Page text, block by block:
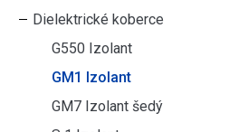
Dielektrické koberce
G550 Izolant
GM1 Izolant
GM7 Izolant šedý